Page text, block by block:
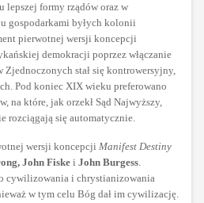
lepszej formy rządów oraz w
gospodarkami byłych kolonii
pierwotnej wersji koncepcji
demokracji poprzez włączanie
stał się kontrowersyjny,
Pod koniec XIX wieku preferowano
na które, jak orzekł Sąd Najwyższy,
rozciągają się automatycznie.
wersji koncepcji Manifest Destiny
John Fiske i John Burgess.
cywilizowania i chrystianizowania
w tym celu Bóg dał im cywilizację.